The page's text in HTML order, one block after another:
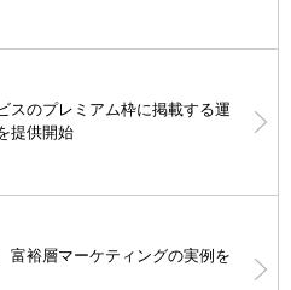
スのプレミアム枠に掲載する運
提供開始
富裕層マーケティングの実例を